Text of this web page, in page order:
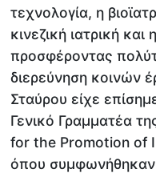
τεχνολογία, η
κινεζική ιατρική
προσφέροντας
διερεύνηση κοινών
Σταύρου είχε
Γενικό Γραμματέα
for the Promotion of
όπου συμφωνήθηκαν